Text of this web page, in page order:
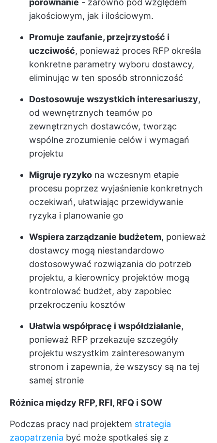
porównanie - zarówno pod względem
jakościowym, jak i ilościowym.
Promuje zaufanie, przejrzystość i
uczciwość, ponieważ proces RFP określa
konkretne parametry wyboru dostawcy,
eliminując w ten sposób stronniczość
Dostosowuje wszystkich interesariuszy,
od wewnętrznych teamów po
zewnętrznych dostawców, tworząc
wspólne zrozumienie celów i wymagań
projektu
Migruje ryzyko na wczesnym etapie
procesu poprzez wyjaśnienie konkretnych
oczekiwań, ułatwiając przewidywanie
ryzyka i planowanie go
Wspiera zarządzanie budżetem, ponieważ
dostawcy mogą niestandardowo
dostosowywać rozwiązania do potrzeb
projektu, a kierownicy projektów mogą
kontrolować budżet, aby zapobiec
przekroczeniu kosztów
Ułatwia współpracę i współdziałanie,
ponieważ RFP przekazuje szczegóły
projektu wszystkim zainteresowanym
stronom i zapewnia, że wszyscy są na tej
samej stronie
Różnica między RFP, RFI, RFQ i SOW
Podczas pracy nad projektem strategia
zaopatrzenia być może spotkałeś się z